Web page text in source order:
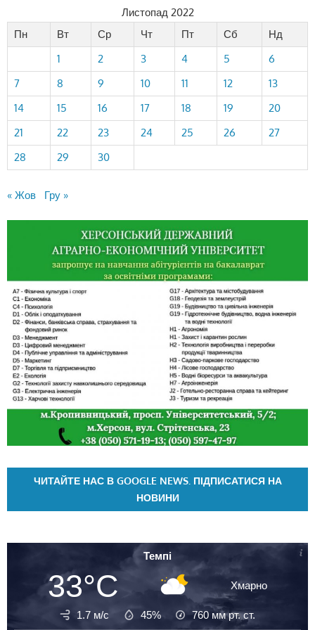
Листопад 2022
Пн
Вт Ср Чт Пт Сб
Нд
1
2 3 4 5
6
7
8 9 10 11 12
13
14
15 16 17 18 19
20
21
22 23 24 25 26
27
28
29 30
« Жов Гру »
ЧИТАЙТЕ НАС В GOOGLE NEWS. ПІДПИСАТИСЯ НА
НОВИНИ
Темпі
33°C Хмарно
1.7 м/с 45% 760 мм рт. ст.